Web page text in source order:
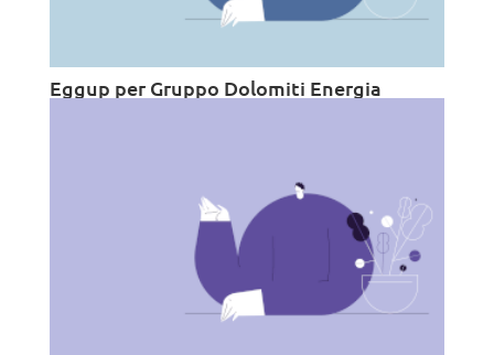
Eggup per Gruppo Dolomiti Energia